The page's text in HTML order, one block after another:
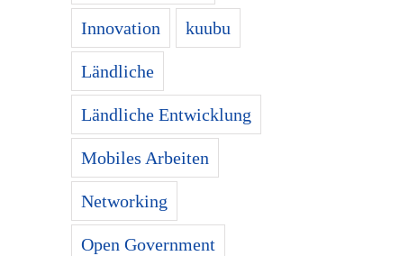
Innovation kuubu
Ländliche
Ländliche Entwicklung
Mobiles Arbeiten
Networking
Open Government